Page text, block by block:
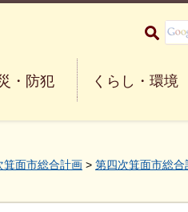
府箕面市 Minoh City
・防犯 くらし・環境
箕面市総合計画 > 第四次箕面市総